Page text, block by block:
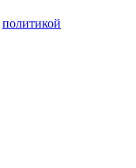
политикой